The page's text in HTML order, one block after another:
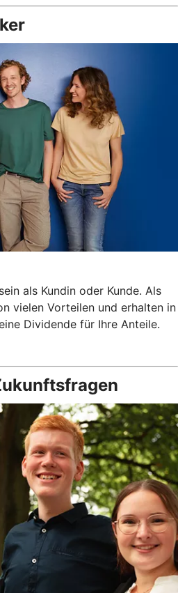
als Kundin oder Kunde. Als
vielen Vorteilen und erhalten in
Dividende für Ihre Anteile.